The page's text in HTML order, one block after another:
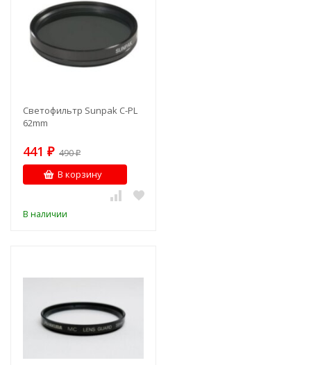
Светофильтр Sunpak C-PL
62mm
441 ₽ 490₽
В корзину
В наличии